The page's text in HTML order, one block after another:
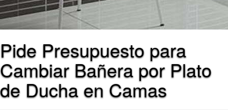
Pide Presupuesto para
Cambiar Bañera por Plato
de Ducha en Camas